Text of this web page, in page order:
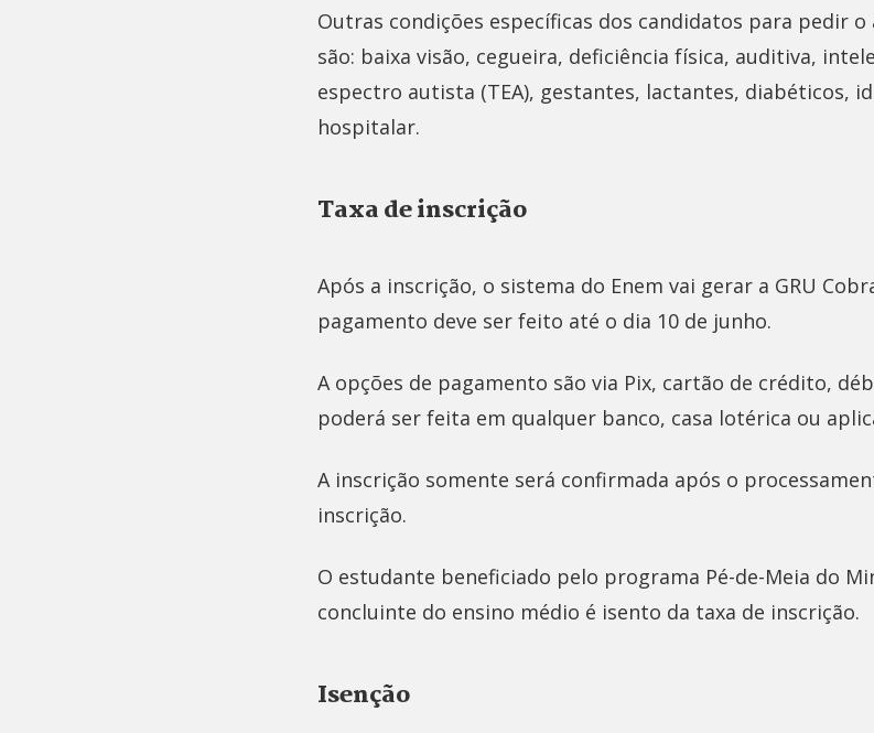
Outras condições específicas dos candidatos para pedir
são: baixa visão, cegueira, deficiência física, auditiva,
espectro autista (TEA), gestantes, lactantes, diabéticos,
hospitalar.
Taxa de inscrição
Após a inscrição, o sistema do Enem vai gerar a GRU
pagamento deve ser feito até o dia 10 de junho.
A opções de pagamento são via Pix, cartão de crédito,
poderá ser feita em qualquer banco, casa lotérica ou
A inscrição somente será confirmada após o
inscrição.
O estudante beneficiado pelo programa Pé-de-Meia do
concluinte do ensino médio é isento da taxa de inscrição.
Isenção